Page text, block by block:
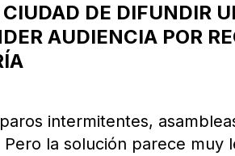
DE DIFUNDIR
AUDIENCIA POR
intermitentes,
la solución parece muy